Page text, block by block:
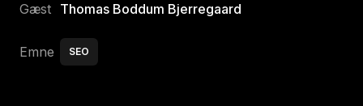
Gæst Thomas Boddum Bjerregaard
Emne SEO